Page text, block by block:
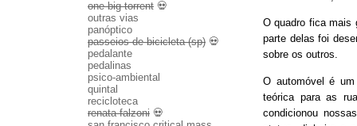
O quadro fica mais
parte delas foi
sobre os outros.
O automóvel é
teórica para as
condicionou
one big torrent 💀
outras vias
panóptico
passeios de bicicleta (sp) 💀
pedalante
pedalinas
psico-ambiental
quintal
recicloteca
renata falzoni 💀